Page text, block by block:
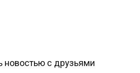
новостью с друзьями